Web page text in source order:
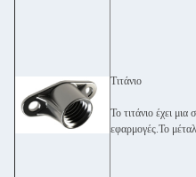
Τιτάνιο
Το τιτάνιο έχει
εφαρμογές.Το